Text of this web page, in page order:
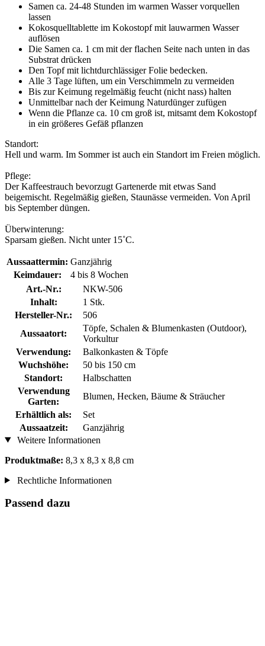
Samen ca. 24-48 Stunden im warmen Wasser vorquellen
lassen
Kokosquelltablette im Kokostopf mit lauwarmen Wasser
auflösen
Die Samen ca. 1 cm mit der flachen Seite nach unten in das
Substrat drücken
Den Topf mit lichtdurchlässiger Folie bedecken.
Alle 3 Tage lüften, um ein Verschimmeln zu vermeiden
Bis zur Keimung regelmäßig feucht (nicht nass) halten
Unmittelbar nach der Keimung Naturdünger zufügen
Wenn die Pflanze ca. 10 cm groß ist, mitsamt dem Kokostopf
in ein größeres Gefäß pflanzen
Standort:
Hell und warm. Im Sommer ist auch ein Standort im Freien möglich.
Pflege:
Der Kaffeestrauch bevorzugt Gartenerde mit etwas Sand
beigemischt. Regelmäßig gießen, Staunässe vermeiden. Von April
bis September düngen.
Überwinterung:
Sparsam gießen. Nicht unter 15˚C.
Aussaattermin: Ganzjährig
Keimdauer:
4 bis 8 Wochen
Art.-Nr.:
NKW-506
Inhalt:
1 Stk.
Hersteller-Nr.:
506
Aussaatort:
Töpfe, Schalen & Blumenkasten (Outdoor),
Vorkultur
Verwendung:
Balkonkasten & Töpfe
Wuchshöhe:
50 bis 150 cm
Standort:
Halbschatten
Verwendung
Garten:
Blumen, Hecken, Bäume & Sträucher
Erhältlich als:
Set
Aussaatzeit:
Ganzjährig
Weitere Informationen
Produktmaße: 8,3 x 8,3 x 8,8 cm
Rechtliche Informationen
Passend dazu